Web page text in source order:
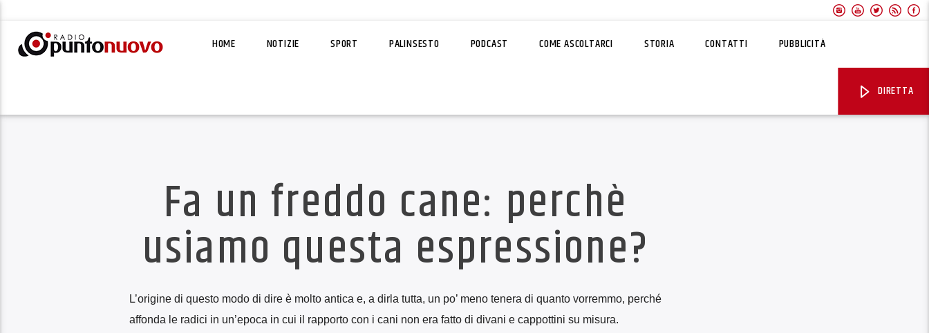
HOME NOTIZIE SPORT PALINSESTO PODCAST COME ASCOLTARCI STORIA CONTATTI PUBBLICITÀ
DIRETTA
Fa un freddo cane: perchè
usiamo questa espressione?
L’origine di questo modo di dire è molto antica e, a dirla tutta, un po’ meno tenera di quanto vorremmo, perché
affonda le radici in un’epoca in cui il rapporto con i cani non era fatto di divani e cappottini su misura.